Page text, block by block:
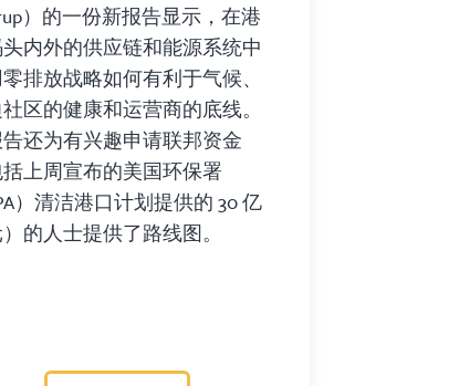
）的一份新报告显示，在港
内外的供应链和能源系统中
排放战略如何有利于气候、
区的健康和运营商的底线。
还为有兴趣申请联邦资金
括上周宣布的美国环保署
）清洁港口计划提供的 30 亿
的人士提供了路线图。